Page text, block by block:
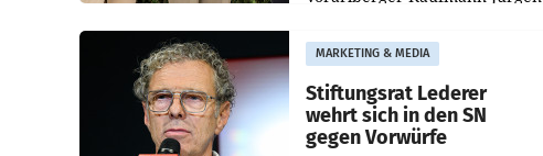
freigegeben: Die
Bundeswettbewerbsbehörde
und der Bundeskartellanwalt
MARKETING & MEDIA
Stiftungsrat Lederer
wehrt sich in den SN
gegen Vorwürfe